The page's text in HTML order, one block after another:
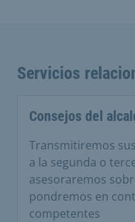
Servicios
Consejos del
Transmitiremos
a la segunda o
asesoraremos
pondremos en
competentes